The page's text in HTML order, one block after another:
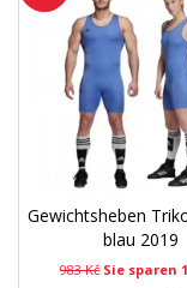
Gewichtsheben
blau 2019
983 Kč Sie sparen